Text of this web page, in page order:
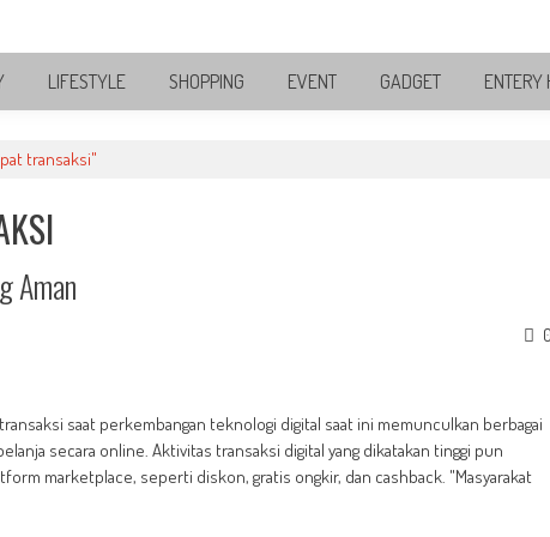
LIFESTYLE SHOPPING EVENT GADGET ENTERY
transaksi"
Aman
0
saat perkembangan teknologi digital saat ini memunculkan berbagai
secara online. Aktivitas transaksi digital yang dikatakan tinggi pun
marketplace, seperti diskon, gratis ongkir, dan cashback. "Masyarakat